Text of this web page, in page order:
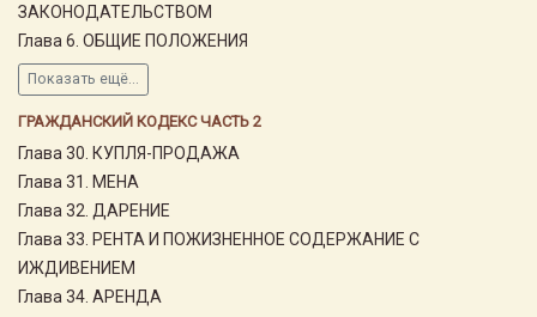
ЗАКОНОДАТЕЛЬСТВОМ
Глава 6. ОБЩИЕ ПОЛОЖЕНИЯ
Показать ещё...
ГРАЖДАНСКИЙ КОДЕКС ЧАСТЬ 2
Глава 30. КУПЛЯ-ПРОДАЖА
Глава 31. МЕНА
Глава 32. ДАРЕНИЕ
Глава 33. РЕНТА И ПОЖИЗНЕННОЕ СОДЕРЖАНИЕ С
ИЖДИВЕНИЕМ
Глава 34. АРЕНДА